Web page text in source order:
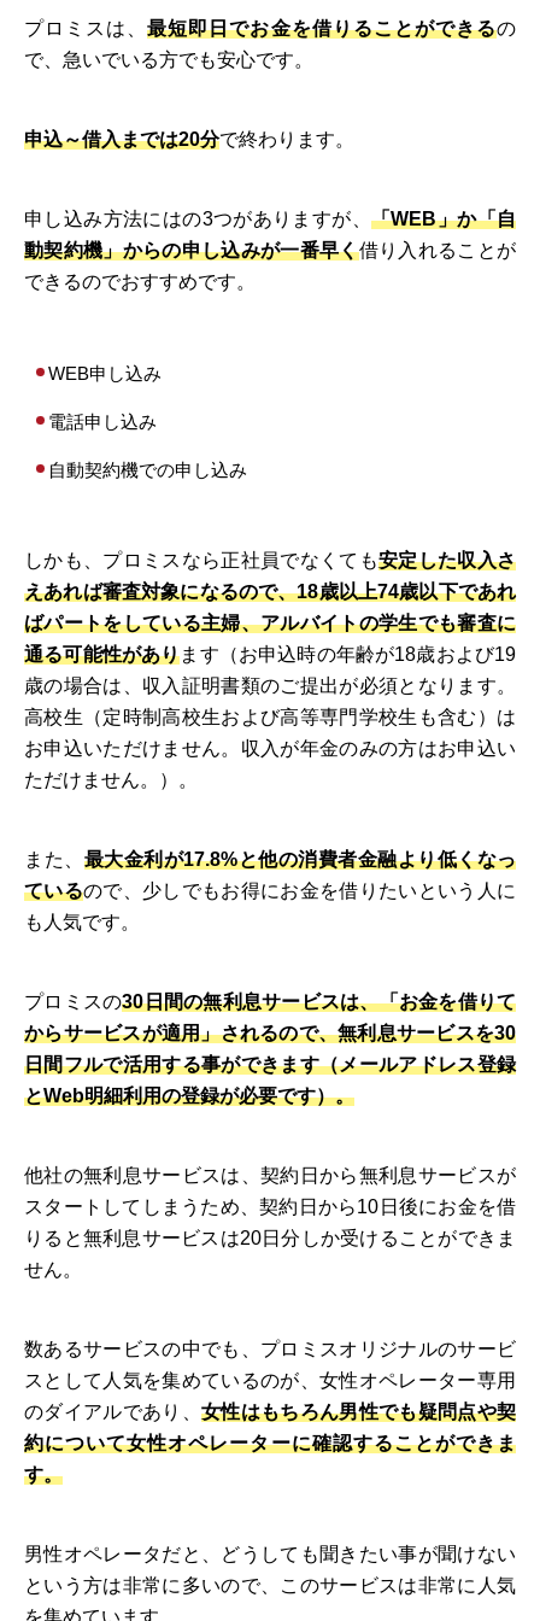
プロミスは、最短即日でお金を借りることができるの
で、急いでいる方でも安心です。
申込～借入までは20分で終わります。
申し込み方法にはの3つがありますが、「WEB」か「自
動契約機」からの申し込みが一番早く借り入れることが
できるのでおすすめです。
WEB申し込み
電話申し込み
自動契約機での申し込み
しかも、プロミスなら正社員でなくても安定した収入さ
えあれば審査対象になるので、18歳以上74歳以下であれ
ばパートをしている主婦、アルバイトの学生でも審査に
通る可能性があります（お申込時の年齢が18歳および19
歳の場合は、収入証明書類のご提出が必須となります。
高校生（定時制高校生および高等専門学校生も含む）は
お申込いただけません。収入が年金のみの方はお申込い
ただけません。）。
また、 最大金利が17.8%と他の消費者金融より低くなっ
ているので、少しでもお得にお金を借りたいという人に
も人気です。
プロミスの30日間の無利息サービスは、「お金を借りて
からサービスが適用」されるので、無利息サービスを30
日間フルで活用する事ができます（メールアドレス登録
とWeb明細利用の登録が必要です）。
他社の無利息サービスは、契約日から無利息サービスが
スタートしてしまうため、契約日から10日後にお金を借
りると無利息サービスは20日分しか受けることができま
せん。
数あるサービスの中でも、プロミスオリジナルのサービ
スとして人気を集めているのが、女性オペレーター専用
のダイアルであり、 女性はもちろん男性でも疑問点や契
約について女性オペレーターに確認することができま
す。
男性オペレータだと、どうしても聞きたい事が聞けない
という方は非常に多いので、このサービスは非常に人気
を集めています。